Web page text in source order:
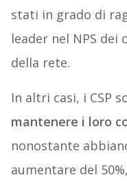
stati in grado di
leader nel NPS
della rete.
In altri casi, i CSP
mantenere i loro
nonostante
aumentare del